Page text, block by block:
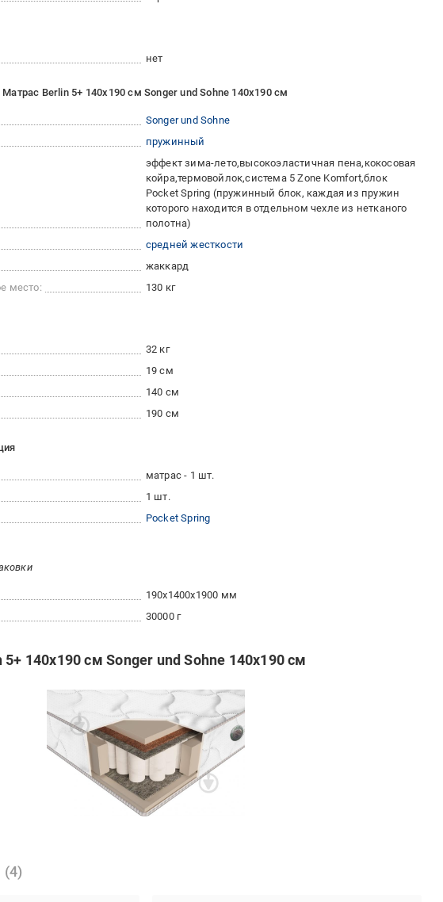
нет
Berlin 5+ 140x190 см Songer und Sohne 140х190 см
Songer und Sohne
пружинный
эффект зима-лето,высокоэластичная пена,кокосовая
койра,термовойлок,система 5 Zone Komfort,блок
Pocket Spring (пружинный блок, каждая из пружин
которого находится в отдельном чехле из нетканого
полотна)
средней жесткости
жаккард
место:
130 кг
32 кг
19 см
140 см
190 см
матрас - 1 шт.
1 шт.
Pocket Spring
190x1400x1900 мм
30000 г
140x190 см Songer und Sohne 140х190 см